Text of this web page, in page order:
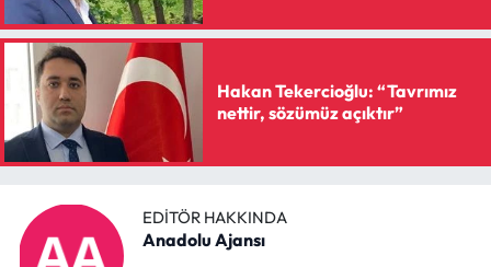
Hakan Tekercioğlu: “Tavrımız
nettir, sözümüz açıktır”
EDITÖR HAKKINDA
Anadolu Ajansı